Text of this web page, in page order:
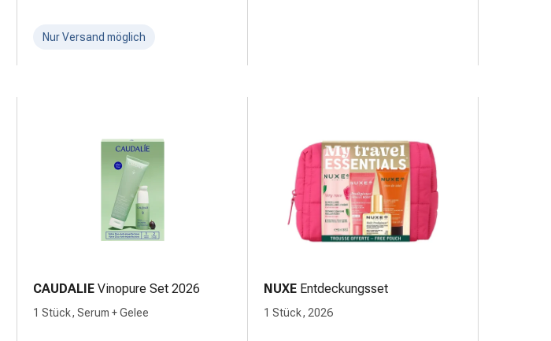
Nur Versand möglich
CAUDALIE Vinopure Set 2026
1 Stück, Serum + Gelee
NUXE Entdeckungsset
1 Stück, 2026